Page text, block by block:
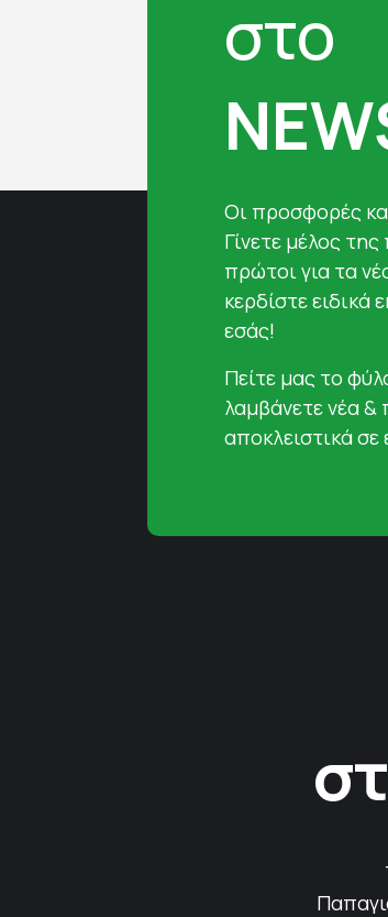
στο
Oι προσφορές
Γίνετε μέλος
πρώτοι για τα
κερδίστε ειδικά
εσάς!
Πείτε μας το
λαμβάνετε νέα
αποκλειστικά σε